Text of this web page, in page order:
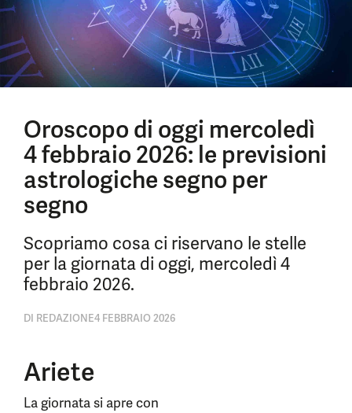
Oroscopo di oggi mercoledì
4 febbraio 2026: le previsioni
astrologiche segno per
segno
Scopriamo cosa ci riservano le stelle
per la giornata di oggi, mercoledì 4
febbraio 2026.
DI REDAZIONE4 FEBBRAIO 2026
Ariete
La giornata si apre con